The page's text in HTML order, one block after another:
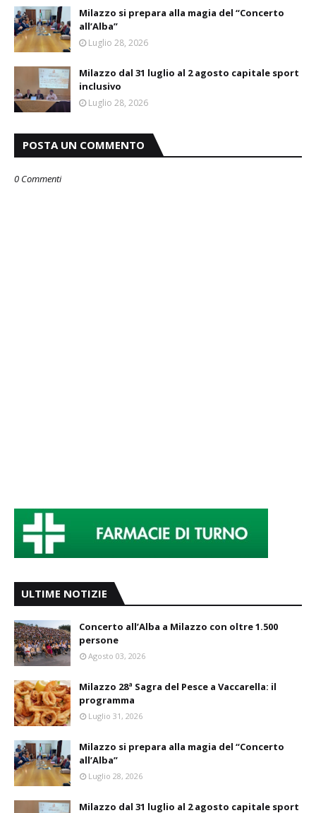
Milazzo si prepara alla magia del “Concerto
all’Alba”
Luglio 28, 2026
Milazzo dal 31 luglio al 2 agosto capitale sport
inclusivo
Luglio 28, 2026
POSTA UN COMMENTO
0 Commenti
ULTIME NOTIZIE
Concerto all’Alba a Milazzo con oltre 1.500
persone
Agosto 03, 2026
Milazzo 28ª Sagra del Pesce a Vaccarella: il
programma
Luglio 31, 2026
Milazzo si prepara alla magia del “Concerto
all’Alba”
Luglio 28, 2026
Milazzo dal 31 luglio al 2 agosto capitale sport